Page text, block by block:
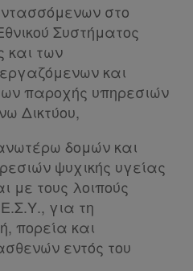
στο
Συστήματος
και των
και
παροχής υπηρεσιών
Δικτύου,
δομών και
ψυχικής υγείας
με τους λοιπούς
για τη
πορεία και
εντός του